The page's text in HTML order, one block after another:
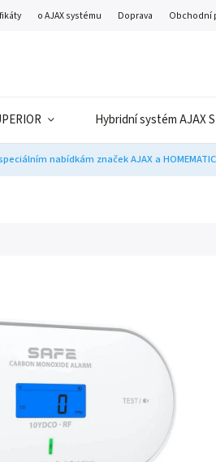
o AJAX systému Doprava Obchodní
Hybridní systém AJAX
nabídkám značek AJAX a